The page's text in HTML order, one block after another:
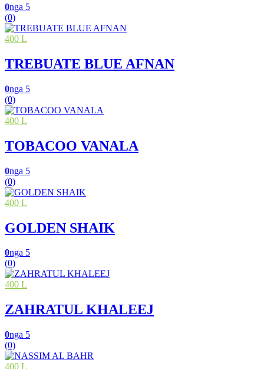
0nga 5
(0)
400 L
TREBUATE BLUE AFNAN
0nga 5
(0)
400 L
TOBACOO VANALA
0nga 5
(0)
400 L
GOLDEN SHAIK
0nga 5
(0)
400 L
ZAHRATUL KHALEEJ
0nga 5
(0)
400 L